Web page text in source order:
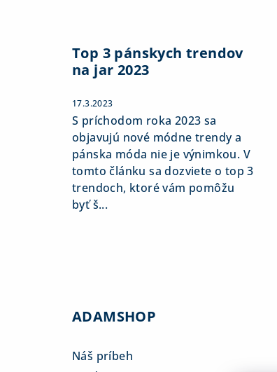
Top 3 pánskych trendov
na jar 2023
17.3.2023
S príchodom roka 2023 sa
objavujú nové módne trendy a
pánska móda nie je výnimkou. V
tomto článku sa dozviete o top 3
trendoch, ktoré vám pomôžu
byť š...
ADAMSHOP
Náš príbeh